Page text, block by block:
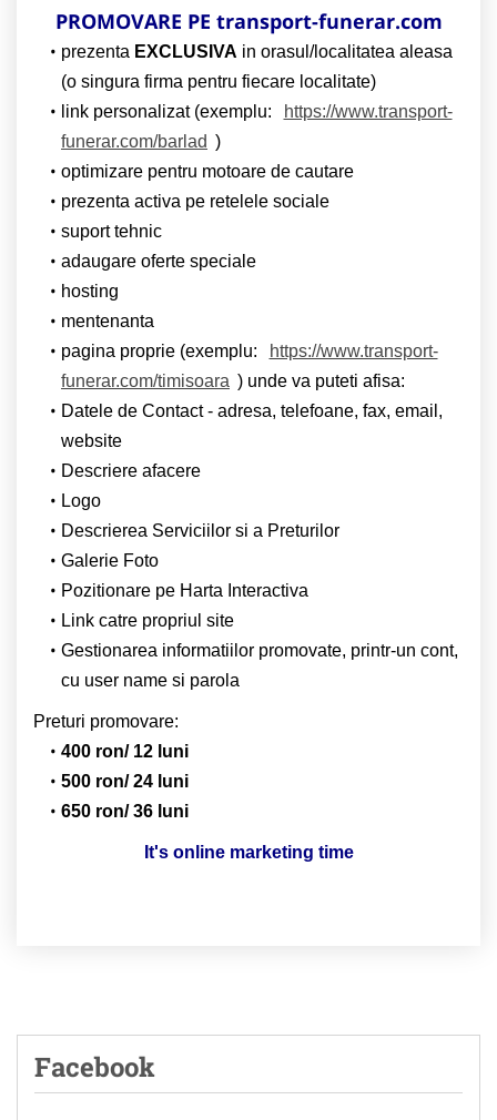
PROMOVARE PE transport-funerar.com
prezenta EXCLUSIVA in orasul/localitatea aleasa
(o singura firma pentru fiecare localitate)
link personalizat (exemplu:
https://www.transport-
funerar.com/barlad )
optimizare pentru motoare de cautare
prezenta activa pe retelele sociale
suport tehnic
adaugare oferte speciale
hosting
mentenanta
pagina proprie (exemplu:
https://www.transport-
funerar.com/timisoara ) unde va puteti afisa:
Datele de Contact - adresa, telefoane, fax, email,
website
Descriere afacere
Logo
Descrierea Serviciilor si a Preturilor
Galerie Foto
Pozitionare pe Harta Interactiva
Link catre propriul site
Gestionarea informatiilor promovate, printr-un cont,
cu user name si parola
Preturi promovare:
400 ron/ 12 luni
500 ron/ 24 luni
650 ron/ 36 luni
It's online marketing time
Facebook